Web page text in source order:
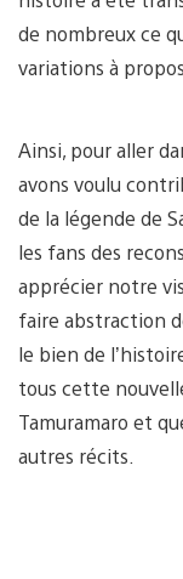
de nombreux ce
variations à
Ainsi, pour aller
avons voulu
de la légende de
les fans des
apprécier notre
faire abstraction
le bien de
tous cette
Tamuramaro et
autres récits.